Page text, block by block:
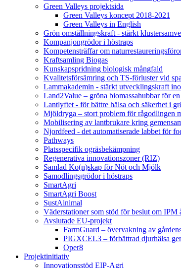
Green Valleys projektsida
Green Valleys koncept 2018-2021
Green Valleys in English
Grön omställningskraft - stärkt
Kompanjongrödor i höstraps
Kompetensträffar om
Kraftsamling Biogas
Kunskapspridning biologisk mångfald
Kvalitetsförsämring och TS-förluster vid
Lammakademin - stärkt utvecklingskraft
Land2Value – gröna biomassahubbar för
Lantlyftet - för bättre hälsa och säkerhet i
Mjöldryga – stort problem för rågodlingen
Mobilisering av lantbrukare kring
Njordfeed - det automatiserade labbet för
Pathways
Platsspecifik ogräsbekämpning
Regenerativa innovationszoner (RIZ)
Samlad Ko(n)skap för Nöt och Mjölk
Samodlingsgrödor i höstraps
SmartAgri
SmartAgri Boost
SustAinimal
Väderstationer som stöd för beslut om IPM
Avslutade EU-projekt
FarmGuard – övervakning av
PIGXCEL3 – förbättrad djurhälsa
Oper8
Projektinitiativ
Innovationsstöd EIP-Agri